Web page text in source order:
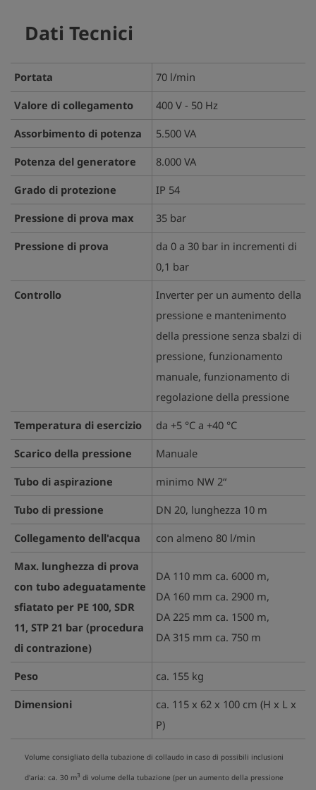
Dati Tecnici
Portata
70 l/min
Valore di collegamento
400 V - 50 Hz
Assorbimento di potenza
5.500 VA
Potenza del generatore
8.000 VA
Grado di protezione
IP 54
Pressione di prova max
35 bar
Pressione di prova
da 0 a 30 bar in incrementi di
0,1 bar
Controllo
Inverter per un aumento della
pressione e mantenimento
della pressione senza sbalzi di
pressione, funzionamento
manuale, funzionamento di
regolazione della pressione
Temperatura di esercizio
da +5 °C a +40 °C
Scarico della pressione
Manuale
Tubo di aspirazione
minimo NW 2“
Tubo di pressione
DN 20, lunghezza 10 m
Collegamento dell'acqua
con almeno 80 l/min
Max. lunghezza di prova
con tubo adeguatamente
sfiatato per PE 100, SDR
11, STP 21 bar (procedura
di contrazione)
DA 110 mm ca. 6000 m,
DA 160 mm ca. 2900 m,
DA 225 mm ca. 1500 m,
DA 315 mm ca. 750 m
Peso
ca. 155 kg
Dimensioni
ca. 115 x 62 x 100 cm (H x L x
P)
Volume consigliato della tubazione di collaudo in caso di possibili inclusioni
d'aria: ca. 30 m3 di volume della tubazione (per un aumento della pressione